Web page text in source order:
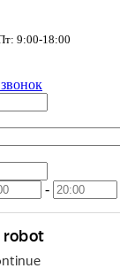
9:00-18:00
-